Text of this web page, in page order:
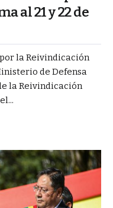
al 21 y 22 de
la Reivindicación
de Defensa
la Reivindicación